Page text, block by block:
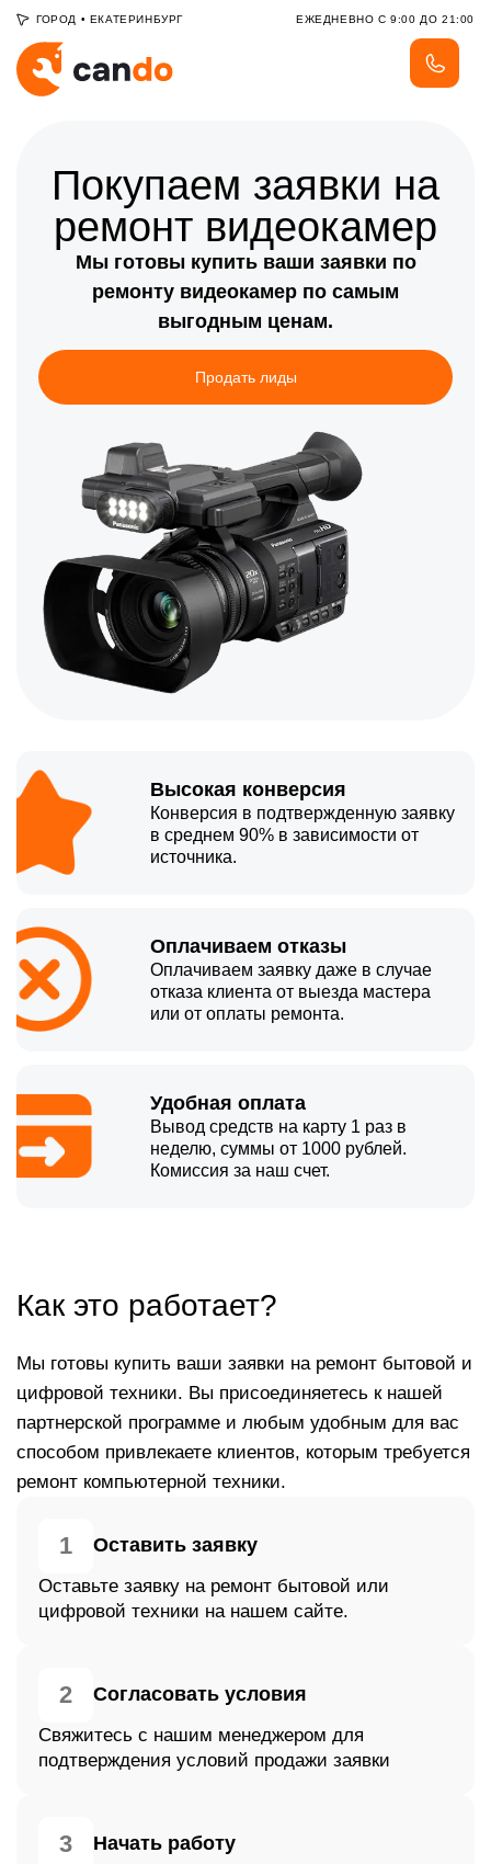
ГОРОД • ЕКАТЕРИНБУРГ ЕЖЕДНЕВНО С 9:00 ДО 21:00
Покупаем заявки на
ремонт видеокамер
Мы готовы купить ваши заявки по
ремонту видеокамер по самым
выгодным ценам.
Продать лиды
Высокая конверсия
Конверсия в подтвержденную заявку
в среднем 90% в зависимости от
источника.
Оплачиваем отказы
Оплачиваем заявку даже в случае
отказа клиента от выезда мастера
или от оплаты ремонта.
Удобная оплата
Вывод средств на карту 1 раз в
неделю, суммы от 1000 рублей.
Комиссия за наш счет.
Как это работает?
Мы готовы купить ваши заявки на ремонт бытовой и
цифровой техники. Вы присоединяетесь к нашей
партнерской программе и любым удобным для вас
способом привлекаете клиентов, которым требуется
ремонт компьютерной техники.
1 Оставить заявку
Оставьте заявку на ремонт бытовой или
цифровой техники на нашем сайте.
2 Согласовать условия
Свяжитесь с нашим менеджером для
подтверждения условий продажи заявки
3 Начать работу